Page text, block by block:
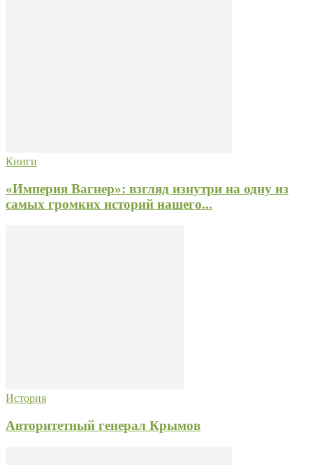
Книги
«Империя Вагнер»: взгляд изнутри на одну из
самых громких историй нашего...
История
Авторитетный генерал Крымов